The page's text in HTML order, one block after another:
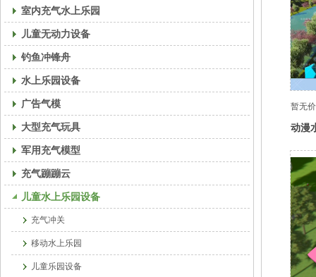
室内充气水上乐园
儿童无动力设备
钓鱼冲锋舟
水上乐园设备
广告气模
大型充气玩具
军用充气模型
充气蹦蹦云
儿童水上乐园设备
充气冲关
移动水上乐园
儿童乐园设备
暂无
动漫